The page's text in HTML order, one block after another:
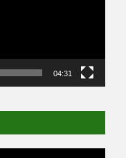
04:31